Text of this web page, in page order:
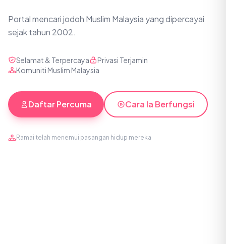
Portal mencari jodoh Muslim Malaysia yang dipercayai
sejak tahun 2002.
Selamat & Terpercaya
Privasi Terjamin
Komuniti Muslim Malaysia
Daftar Percuma Cara Ia Berfungsi
Ramai telah menemui pasangan hidup mereka